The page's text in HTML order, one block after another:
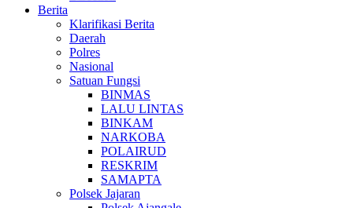
Berita
Klarifikasi Berita
Daerah
Polres
Nasional
Satuan Fungsi
BINMAS
LALU LINTAS
BINKAM
NARKOBA
POLAIRUD
RESKRIM
SAMAPTA
Polsek Jajaran